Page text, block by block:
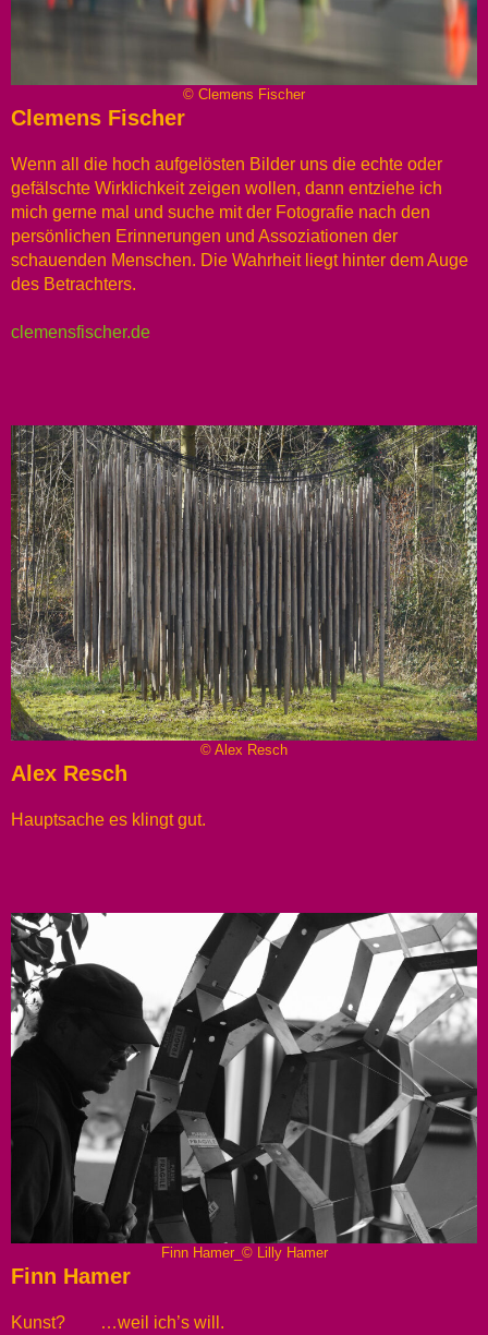
© Clemens Fischer
Clemens Fischer
Wenn all die hoch aufgelösten Bilder uns die echte oder
gefälschte Wirklichkeit zeigen wollen, dann entziehe ich
mich gerne mal und suche mit der Fotografie nach den
persönlichen Erinnerungen und Assoziationen der
schauenden Menschen. Die Wahrheit liegt hinter dem Auge
des Betrachters.
clemensfischer.de
© Alex Resch
Alex Resch
Hauptsache es klingt gut.
Finn Hamer_© Lilly Hamer
Finn Hamer
Kunst? …weil ich’s will.